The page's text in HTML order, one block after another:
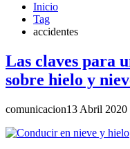
Inicio
Tag
accidentes
Las claves para
sobre hielo y
comunicacion13 Abril 2020